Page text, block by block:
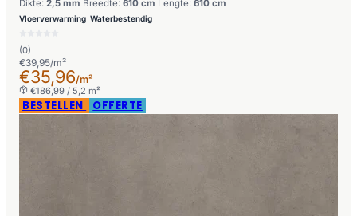
Dikte: 2,5 mm Breedte: 610 cm Lengte: 610 cm
Vloerverwarming Waterbestendig
(0)
€39,95/m²
€35,96/m²
€186,99 / 5,2 m²
BESTELLEN OFFERTE